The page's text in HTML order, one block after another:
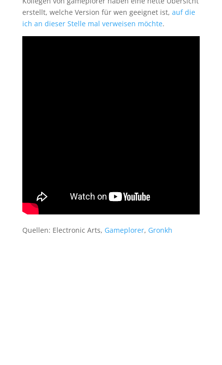
erstellt, welche Version für wen geeignet ist, auf die
ich an dieser Stelle mal verweisen möchte.
Quellen: Electronic Arts, Gameplorer, Gronkh